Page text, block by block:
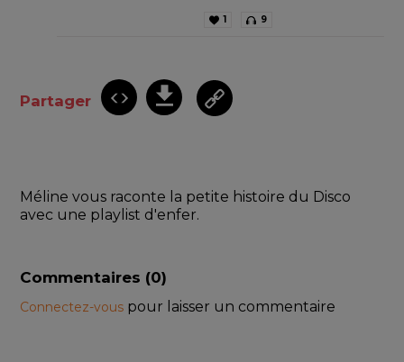
1 9
Partager
Méline vous raconte la petite histoire du Disco
avec une playlist d'enfer.
Commentaires (0)
Connectez-vous pour laisser un commentaire